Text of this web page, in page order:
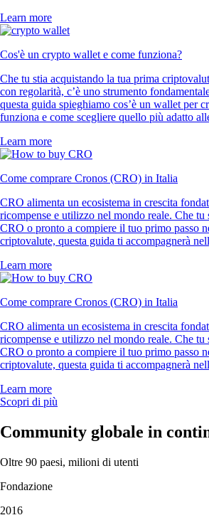
Learn more
Cos'è un crypto wallet e come funziona?
Che tu stia acquistando la tua prima
con regolarità, c’è uno strumento
questa guida spieghiamo cos’è un wallet per
funziona e come scegliere quello più adatto
Learn more
Come comprare Cronos (CRO) in Italia
CRO alimenta un ecosistema in crescita
ricompense e utilizzo nel mondo reale. Che tu
CRO o pronto a compiere il tuo primo passo
criptovalute, questa guida ti accompagnerà
Learn more
Come comprare Cronos (CRO) in Italia
CRO alimenta un ecosistema in crescita
ricompense e utilizzo nel mondo reale. Che tu
CRO o pronto a compiere il tuo primo passo
criptovalute, questa guida ti accompagnerà
Learn more
Scopri di più
Community globale in
Oltre 90 paesi, milioni di utenti
Fondazione
2016